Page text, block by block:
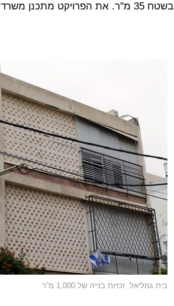
בשטח 35 מ"ר. את הפרויקט מתכנן משרד גל פלג אדריכלים.
בית גמליאל. זכויות בנייה של 1,000 מ”ר